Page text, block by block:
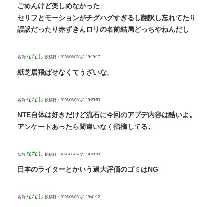
ごめんけど楽しめなかった
セリフとモーションがチグハグすぎるし翻訳し忘れてたり
誤訳だったり赤ずきんロリの名前結局どっちやねんだし
名前:ななし 投稿日：2026/06/03(水) 19:19:17
紙芝居飛ばせなくてうざいな。
名前:ななし 投稿日：2026/06/03(水) 19:23:53
NTE自体は好きだけど流石に今回のアプデ内容は酷いよ。
アンケートあったら間違いなく指摘してる。
名前:ななし 投稿日：2026/06/03(水) 19:30:03
日本のライターとかいう過大評価のゴミはNG
名前:ななし 投稿日：2026/06/03(水) 19:41:12